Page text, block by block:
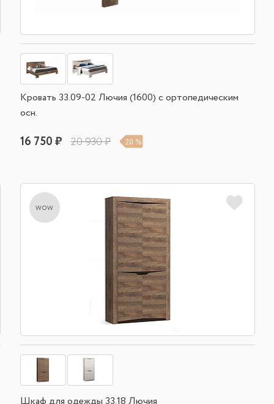
Кровать 33.09-02 Лючия (1600) с ортопедическим
осн.
16 750 ₽ 20 930 ₽ 20 %
wow
Шкаф для одежды 33.18 Лючия